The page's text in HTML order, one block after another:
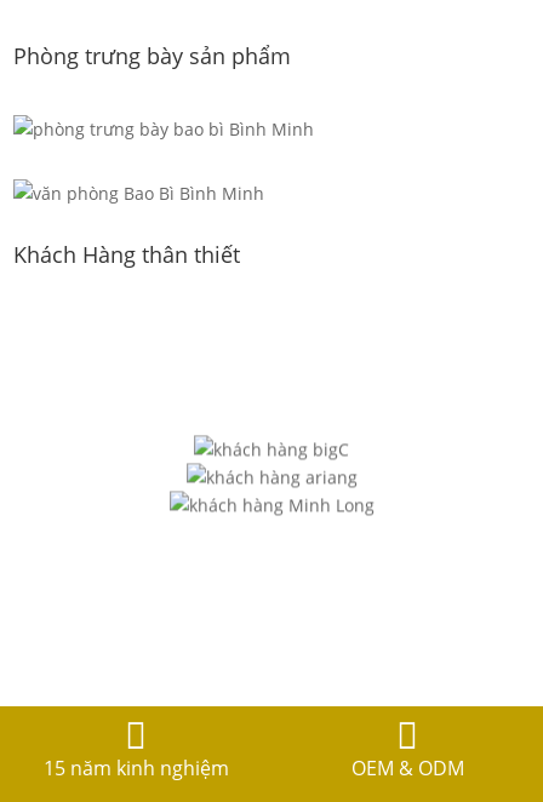
Phòng trưng bày sản phẩm
Khách Hàng thân thiết
15 năm kinh nghiệm OEM & ODM